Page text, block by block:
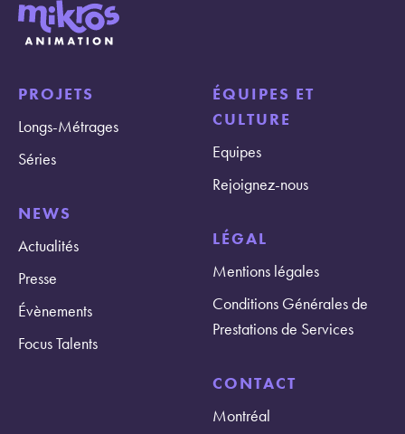
PROJETS
Longs-Métrages
Séries
NEWS
Actualités
Presse
Évènements
Focus Talents
ÉQUIPES ET
CULTURE
Equipes
Rejoignez-nous
LÉGAL
Mentions légales
Conditions Générales de
Prestations de Services
CONTACT
Montréal